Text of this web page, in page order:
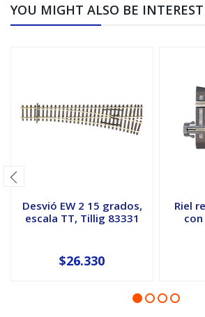
YOU MIGHT ALSO BE
Desvió EW 2 15 grados,
escala TT, Tillig 83331
$26.330
Riel